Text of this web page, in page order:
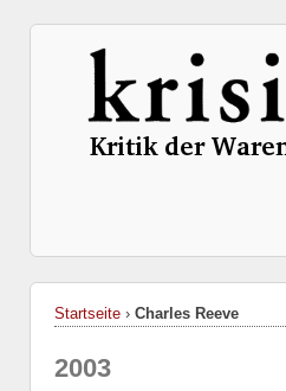
Startseite › Charles Reeve
2003